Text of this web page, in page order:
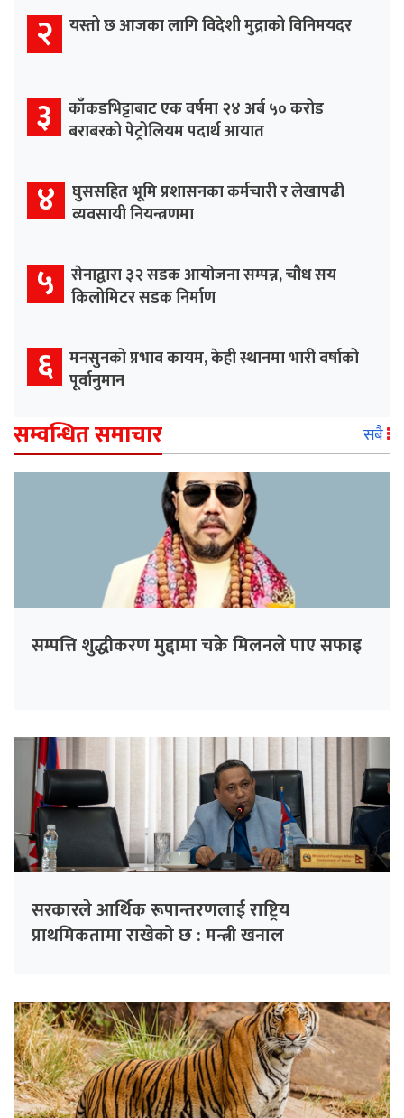
२ यस्तो छ आजका लागि विदेशी मुद्राको विनिमयदर
३
काँकडभिट्टाबाट एक वर्षमा २४ अर्ब ५० करोड
बराबरको पेट्रोलियम पदार्थ आयात
४
घुससहित भूमि प्रशासनका कर्मचारी र लेखापढी
व्यवसायी नियन्त्रणमा
५
सेनाद्वारा ३२ सडक आयोजना सम्पन्न, चौध सय
किलोमिटर सडक निर्माण
६ मनसुनको प्रभाव कायम, केही स्थानमा भारी वर्षाको
पूर्वानुमान
सम्वन्धित समाचार सबै
सम्पत्ति शुद्धीकरण मुद्दामा चक्रे मिलनले पाए सफाइ
सरकारले आर्थिक रूपान्तरणलाई राष्ट्रिय
प्राथमिकतामा राखेको छ : मन्त्री खनाल